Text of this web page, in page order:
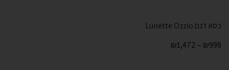
כסא דגם Lunette Ozzio
₪998
–
₪1,472